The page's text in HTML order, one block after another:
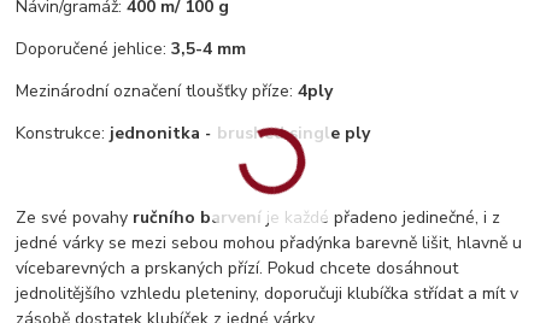
Návin/gramáž:400 m/ 100 g
Doporučené jehlice:3,5-4 mm
Mezinárodní označení tloušťky příze:4ply
Konstrukce: jednonitka - brushed single ply
Ze své povahy ručního barveníje každé přadeno jedinečné, i z
jedné várky se mezi sebou mohou přadýnka barevně lišit, hlavně u
vícebarevných a prskaných přízí. Pokud chcete dosáhnout
jednolitějšího vzhledu pleteniny, doporučuji klubíčka střídat a mít v